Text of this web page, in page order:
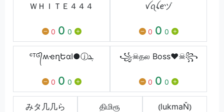
ＷＨＩＴＥㅤ４４４
0 0 0
​ꪜꪖꪶ​ꫀヅ
0 0 0
ᶜᵀᴳ᭄ʍҽղԵɑӀ●ⓙܔ
0 0 0
꧁☠︎தல Boss♥☠︎꧂
0 0 0
みタ几几ら திமிரூ ⦅lukmaŇ⦆